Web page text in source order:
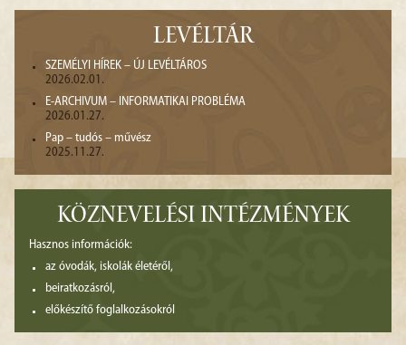
LEVÉLTÁR
SZEMÉLYI HÍREK – ÚJ LEVÉLTÁROS
2026.02.01.
E-ARCHIVUM – INFORMATIKAI PROBLÉMA
2026.01.27.
Pap – tudós – művész
2025.11.27.
KÖZNEVELÉSI INTÉZMÉNYEK
Hasznos információk:
az óvodák, iskolák életéről,
beiratkozásról,
előkészítő foglalkozásokról